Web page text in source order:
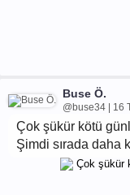
Buse Ö.
@buse34 | 16
Çok şükür kötü
Şimdi sırada daha